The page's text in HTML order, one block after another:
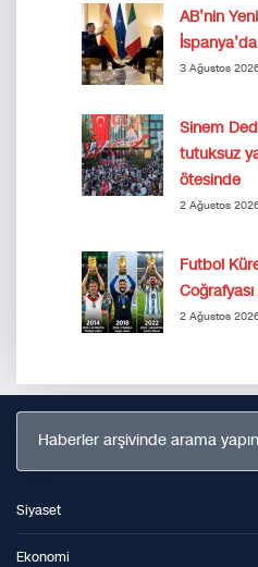
AB’nin
3 Ağustos
Sinem
tutuksuz
ötesinde
2 Ağustos
Futbol
2 Ağustos
Haberler arşivinde arama
Siyaset
Ekonomi